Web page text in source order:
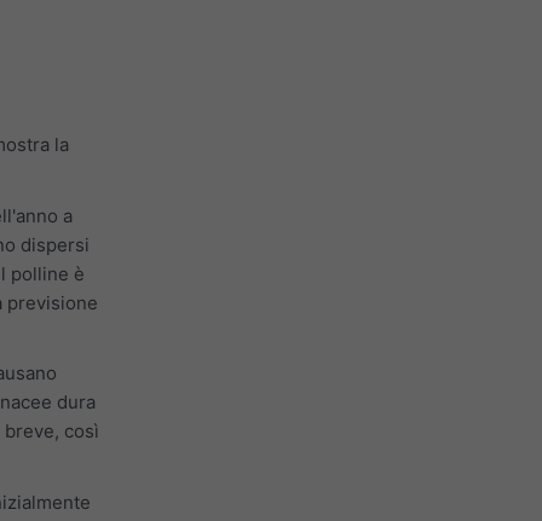
la
a
dispersi
polline è
previsione
dura
così